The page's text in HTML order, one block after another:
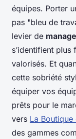
équipes. Porter
pas "bleu de
levier de
s’identifient plus
valorisés. Et
cette sobriété
équiper vos
prêts pour le
vers La Boutique
des gammes